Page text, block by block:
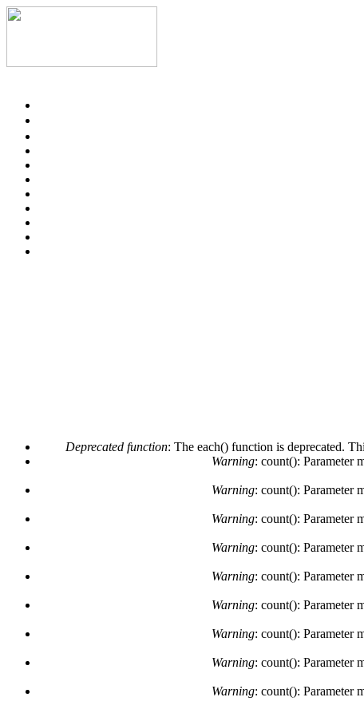
Deprecated function: The each() function is deprecated.
Warning: count(): Parameter
Warning: count(): Parameter
Warning: count(): Parameter
Warning: count(): Parameter
Warning: count(): Parameter
Warning: count(): Parameter
Warning: count(): Parameter
Warning: count(): Parameter
Warning: count(): Parameter